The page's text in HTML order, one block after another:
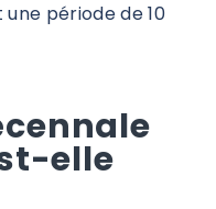
période de 10
elle